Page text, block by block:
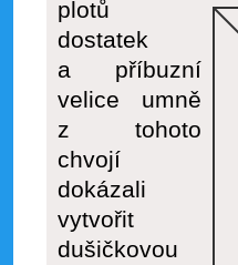
plotů
dostatek
a příbuzní
velice umně
z tohoto
chvojí
dokázali
vytvořit
dušičkovou